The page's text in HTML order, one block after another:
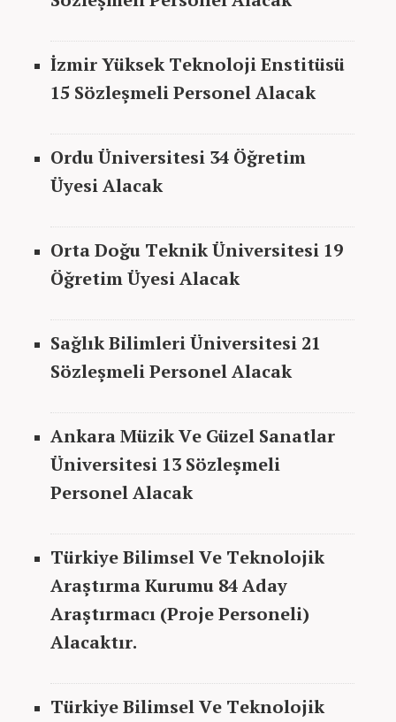
İzmir Yüksek Teknoloji Enstitüsü
15 Sözleşmeli Personel Alacak
Ordu Üniversitesi 34 Öğretim
Üyesi Alacak
Orta Doğu Teknik Üniversitesi 19
Öğretim Üyesi Alacak
Sağlık Bilimleri Üniversitesi 21
Sözleşmeli Personel Alacak
Ankara Müzik Ve Güzel Sanatlar
Üniversitesi 13 Sözleşmeli
Personel Alacak
Türkiye Bilimsel Ve Teknolojik
Araştırma Kurumu 84 Aday
Araştırmacı (Proje Personeli)
Alacaktır.
Türkiye Bilimsel Ve Teknolojik